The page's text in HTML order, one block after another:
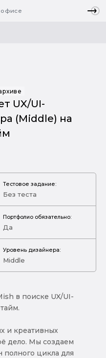
офисе
UX/UI-
(Middle) на
Тестовое задание:
Без теста
Портфолио обязательно:
Да
Уровень дизайнера:
Middle
в поиске UX/UI-
и креативных
дело. Мы создаем
цикла для